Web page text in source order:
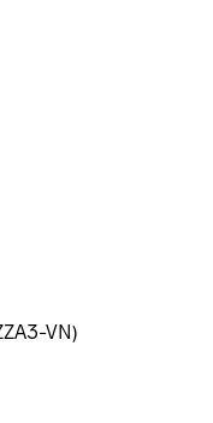
VN)